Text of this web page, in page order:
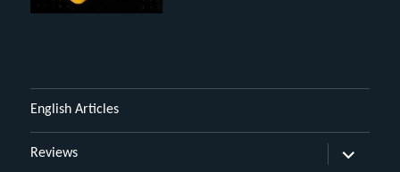
English Articles
Reviews
öffnen